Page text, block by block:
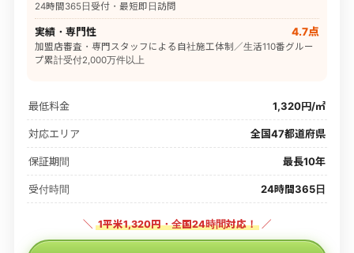
24時間365日受付・最短即日訪問
実績・専門性 4.7点
加盟店審査・専門スタッフによる自社施工体制／生活110番グルー
プ累計受付2,000万件以上
最低料金 1,320円/㎡
対応エリア 全国47都道府県
保証期間 最長10年
受付時間 24時間365日
＼ 1平米1,320円・全国24時間対応！ ／